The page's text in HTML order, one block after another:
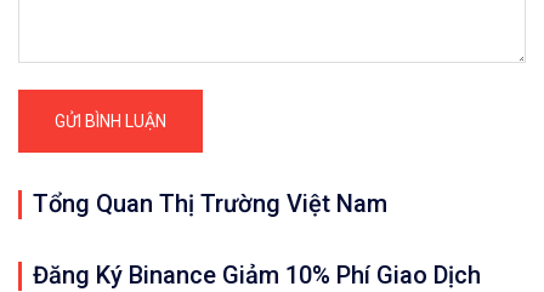
Tổng Quan Thị Trường Việt Nam
Đăng Ký Binance Giảm 10% Phí Giao Dịch